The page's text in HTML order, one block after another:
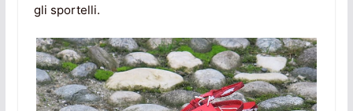
gli sportelli.